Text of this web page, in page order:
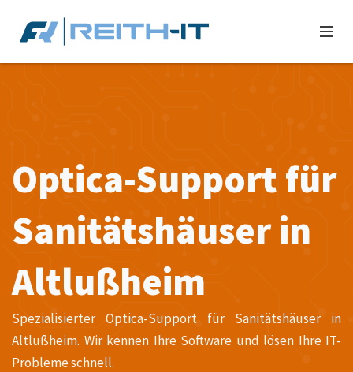
Optica-Support für
Sanitätshäuser in
Altlußheim
Spezialisierter Optica-Support für Sanitätshäuser in
Altlußheim. Wir kennen Ihre Software und lösen Ihre IT-
Probleme schnell.